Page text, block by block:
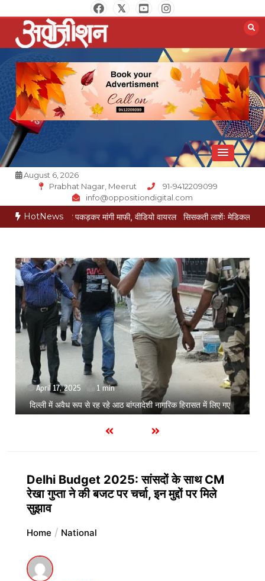
to
content
Opposition Digital
August 6, 2026
Prabhat Nagar, Meerut
91-9412209099
info@oppositiondigital.com
HotNews
पैर पकड़कर मांगी माफी, वीडियो वायरल सिसकती लाशेंः मेडिकल के लावारिस वार्ड में
September 3, 2025
Zomato से फूड ऑर्डर करना पड़ेगा महंगा, कंपनी ने 20% बढ़ाई
प्लेटफॉर्म फीस
Delhi Budget 2025: सांसदों के साथ CM
रेखा गुप्ता ने की बजट पर चर्चा, इन मुद्दों पर मिले
सुझाव
Home National